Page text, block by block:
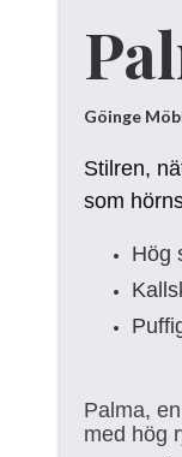
Göinge
Stilren,
som
Hög
Palma,
med hög